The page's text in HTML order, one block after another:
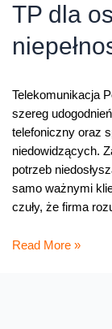
TP dla
Telekomunikacja
szereg
telefoniczny oraz
niedowidzących.
potrzeb
samo ważnymi
czuły, że firma
TP
Read More »